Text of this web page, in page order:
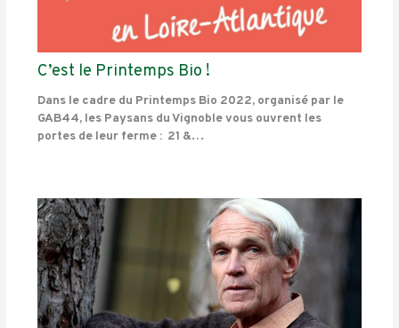
C’est le Printemps Bio !
Dans le cadre du Printemps Bio 2022, organisé par le
GAB44, les Paysans du Vignoble vous ouvrent les
portes de leur ferme : 21 &…